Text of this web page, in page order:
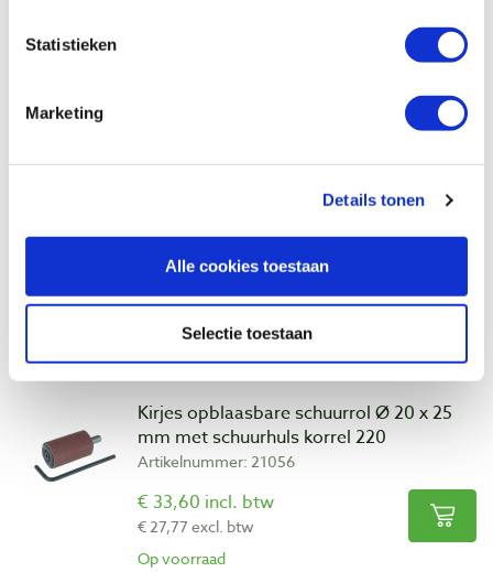
Statistieken
Marketing
Details tonen
Alle cookies toestaan
Selectie toestaan
Kirjes flexibele as voor
€ 99,80 incl. btw
€ 82,48 excl. btw
Op voorraad
Vergelijken
Kirjes opblaasbare schuurrol Ø 20 x 25
mm met schuurhuls korrel 220
Artikelnummer: 21056
€ 33,60 incl. btw
€ 27,77 excl. btw
Op voorraad